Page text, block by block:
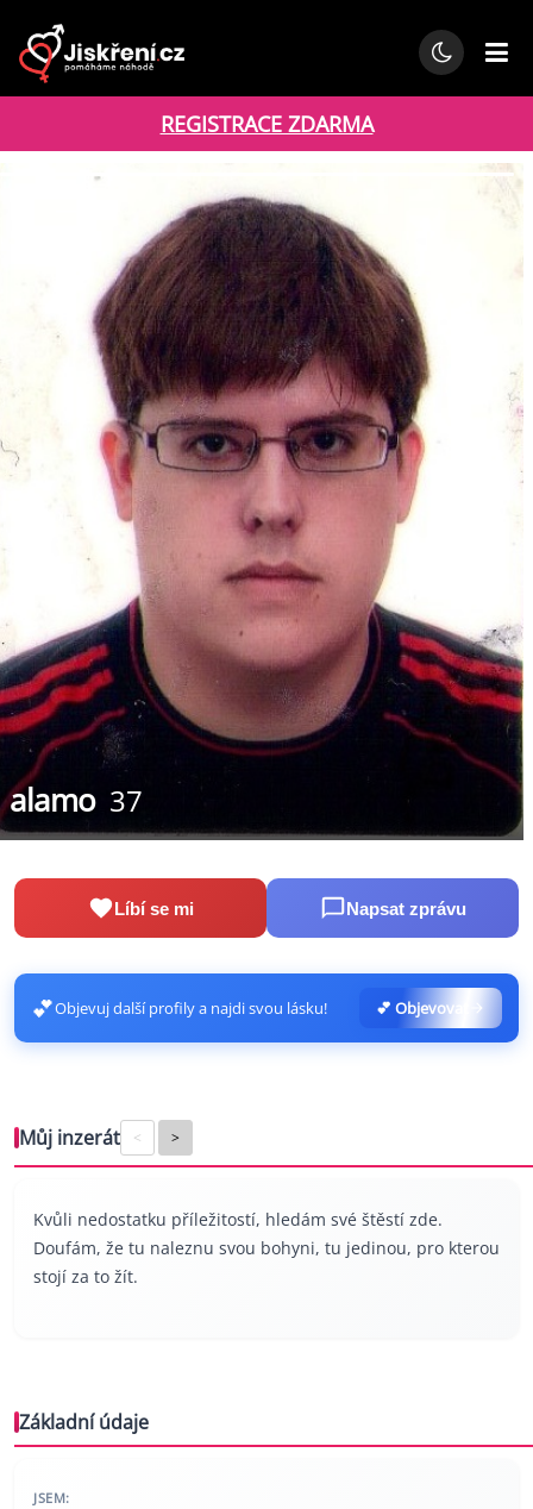
REGISTRACE ZDARMA
alamo 37
Líbí se mi Napsat zprávu
💕Objevuj další profily a najdi svou lásku! 💕 Objevovat
Můj inzerát < >
Kvůli nedostatku příležitostí, hledám své štěstí zde.
Doufám, že tu naleznu svou bohyni, tu jedinou, pro kterou
stojí za to žít.
Základní údaje
JSEM: